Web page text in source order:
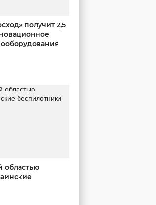
получит 2,5
областью